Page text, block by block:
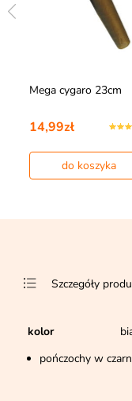
Mega cygaro 23cm
14,99zł
do koszyka
Szczegóły
kolor
pończochy w